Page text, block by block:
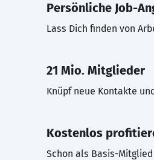
Persönliche Job-
Lass Dich finden von
21 Mio. Mitglieder
Knüpf neue Kontakte
Kostenlos
Schon als Basis-